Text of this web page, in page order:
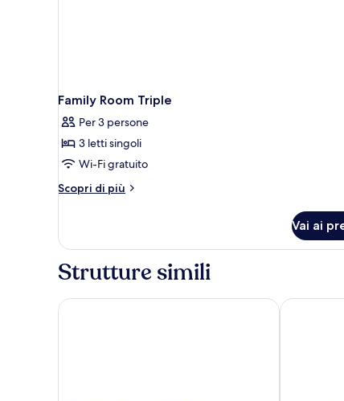
Family Room Triple
Per 3 persone
3 letti singoli
Wi-Fi gratuito
Scopri di più
Altri
Room
Vai ai
Strutture simili
Premier Inn Köln City Süd Mercure